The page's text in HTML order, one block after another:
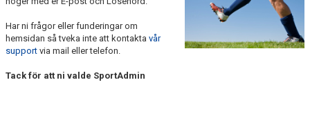
DOKUMENT
KONTAKT
Har ni frågor eller funderingar om
hemsidan så tveka inte att kontakta vår
support via mail eller telefon.
Tack för att ni valde SportAdmin